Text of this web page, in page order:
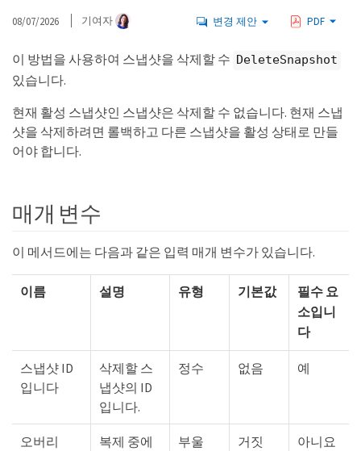
08/07/2026 기여자 변경 제안 PDF
이 방법을 사용하여 스냅샷을 삭제할 수 DeleteSnapshot
있습니다.
현재 활성 스냅샷인 스냅샷은 삭제할 수 없습니다. 현재 스냅
샷을 삭제하려면 롤백하고 다른 스냅샷을 활성 상태로 만들
어야 합니다.
매개 변수
이 메서드에는 다음과 같은 입력 매개 변수가 있습니다.
이름 설명 유형 기본값
필수 요
소입니
다
스냅샷 ID
입니다
삭제할 스
냅샷의 ID
입니다.
정수 없음 예
오버리
복제 중에
부울 거짓 아니요